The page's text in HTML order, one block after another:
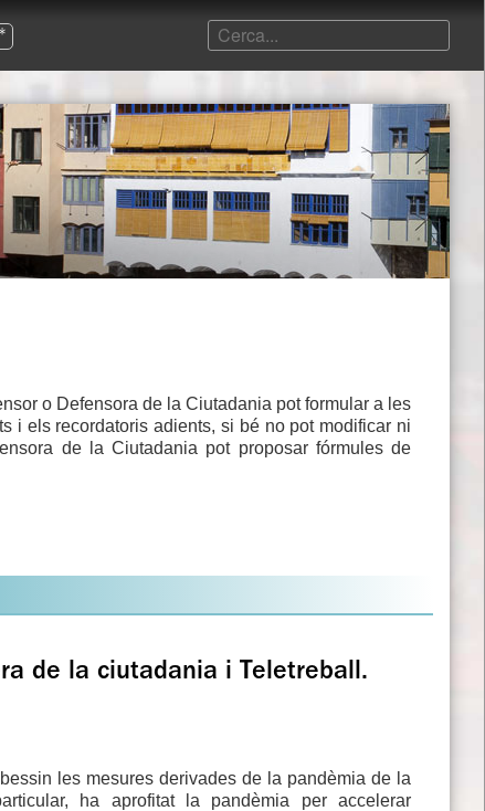
o Defensora de la Ciutadania pot formular a les
i els recordatoris adients, si bé no pot modificar ni
de la Ciutadania pot proposar fórmules de
de la ciutadania i Teletreball.
les mesures derivades de la pandèmia de la
ha aprofitat la pandèmia per accelerar